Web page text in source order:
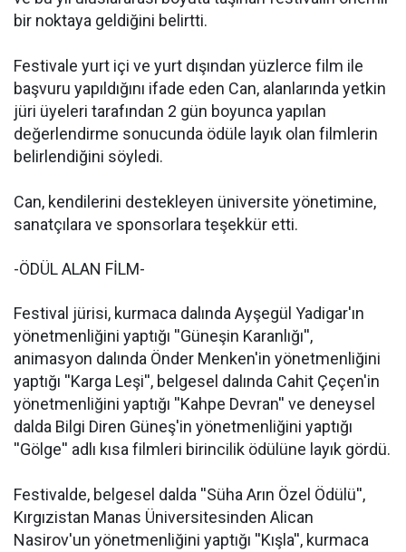
bir noktaya geldiğini belirtti.
Festivale yurt içi ve yurt dışından yüzlerce film ile
başvuru yapıldığını ifade eden Can, alanlarında yetkin
jüri üyeleri tarafından 2 gün boyunca yapılan
değerlendirme sonucunda ödüle layık olan filmlerin
belirlendiğini söyledi.
Can, kendilerini destekleyen üniversite yönetimine,
sanatçılara ve sponsorlara teşekkür etti.
-ÖDÜL ALAN FİLM-
Festival jürisi, kurmaca dalında Ayşegül Yadigar'ın
yönetmenliğini yaptığı ''Güneşin Karanlığı'',
animasyon dalında Önder Menken'in yönetmenliğini
yaptığı ''Karga Leşi'', belgesel dalında Cahit Çeçen'in
yönetmenliğini yaptığı ''Kahpe Devran'' ve deneysel
dalda Bilgi Diren Güneş'in yönetmenliğini yaptığı
''Gölge'' adlı kısa filmleri birincilik ödülüne layık gördü.
Festivalde, belgesel dalda ''Süha Arın Özel Ödülü'',
Kırgızistan Manas Üniversitesinden Alican
Nasirov'un yönetmenliğini yaptığı ''Kışla'', kurmaca